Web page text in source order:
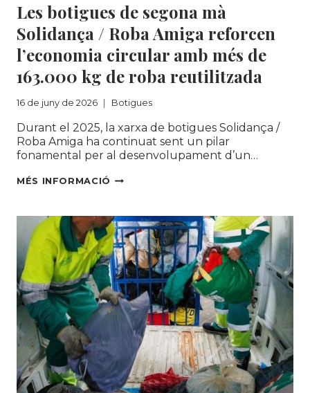
Les botigues de segona mà
Solidança / Roba Amiga reforcen
l’economia circular amb més de
163.000 kg de roba reutilitzada
16 de juny de 2026 Botigues
Durant el 2025, la xarxa de botigues Solidança /
Roba Amiga ha continuat sent un pilar
fonamental per al desenvolupament d’un…
MÉS INFORMACIÓ LES
SEGONA
MÀ
SOLIDANÇA
/
ROBA
AMIGA
REFORCEN
L’ECONOMIA
CIRCULAR
AMB
MÉS
DE
163.000